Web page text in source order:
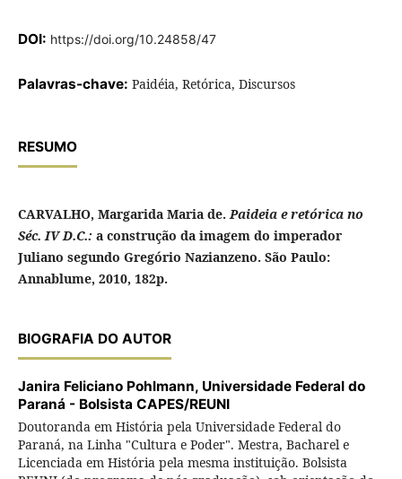
DOI: https://doi.org/10.24858/47
Palavras-chave: Paidéia, Retórica, Discursos
RESUMO
CARVALHO, Margarida Maria de.Paideia e retórica no
Séc. IV D.C.: a construção da imagem do imperador
Juliano segundo Gregório Nazianzeno. São Paulo:
Annablume, 2010, 182p.
BIOGRAFIA DO AUTOR
Janira Feliciano Pohlmann, Universidade Federal do
Paraná - Bolsista CAPES/REUNI
Doutoranda em História pela Universidade Federal do
Paraná, na Linha "Cultura e Poder". Mestra, Bacharel e
Licenciada em História pela mesma instituição. Bolsista